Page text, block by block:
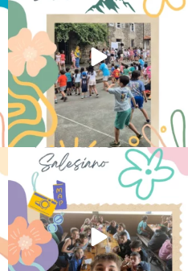
93 0
viviendo la alegría en el campamento
...